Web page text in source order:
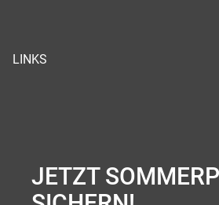
LINKS
JETZT